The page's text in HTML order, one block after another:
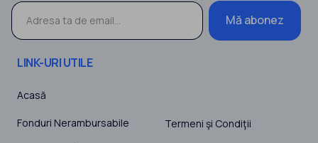
Mă abonez
LINK-URI UTILE
Acasă
Fonduri Nerambursabile Termeni şi Condiţii